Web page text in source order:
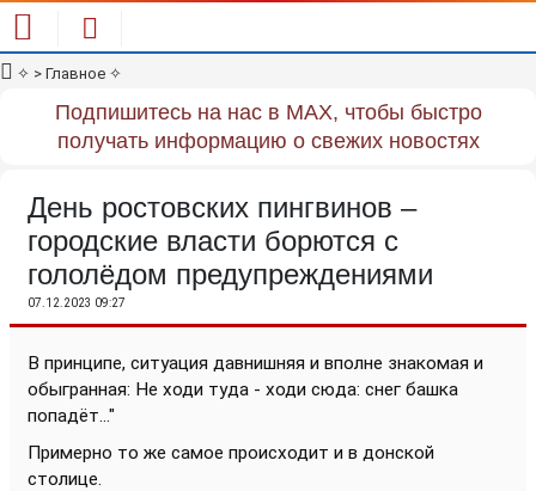
✧ > Главное ✧
Подпишитесь на нас в MAX, чтобы быстро
получать информацию о свежих новостях
День ростовских пингвинов –
городские власти борются с
гололёдом предупреждениями
07.12.2023 09:27
В принципе, ситуация давнишняя и вполне знакомая и
обыгранная: Не ходи туда - ходи сюда: снег башка
попадёт..."
Примерно то же самое происходит и в донской
столице.